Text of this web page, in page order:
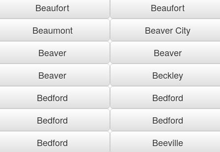
Beaufort
Beaufort
Beaumont
Beaver City
Beaver
Beaver
Beaver
Beckley
Bedford
Bedford
Bedford
Bedford
Bedford
Beeville